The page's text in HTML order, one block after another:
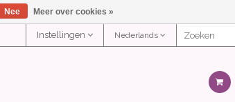
Nederlands
Instellingen
Nee Meer over cookies »